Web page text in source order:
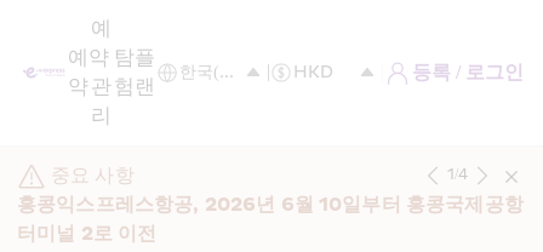
예
약
예
약
관
리
탐
험
플
랜
등록 / 로그인
중요 사항
홍콩익스프레스항공, 2026년 6월 10일부터 홍콩국제공항
터미널 2로 이전
1/4